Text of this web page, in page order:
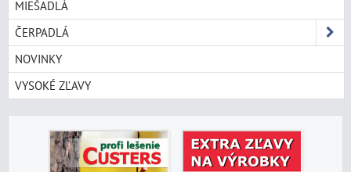
MIEŠADLÁ
ČERPADLÁ
NOVINKY
VYSOKÉ ZĽAVY